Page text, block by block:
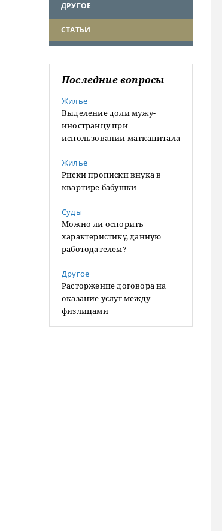
ДРУГОЕ
СТАТЬИ
Последние вопросы
Жилье
Выделение доли мужу-
иностранцу при
использовании маткапитала
Жилье
Риски прописки внука в
квартире бабушки
Суды
Можно ли оспорить
характеристику, данную
работодателем?
Другое
Расторжение договора на
оказание услуг между
физлицами